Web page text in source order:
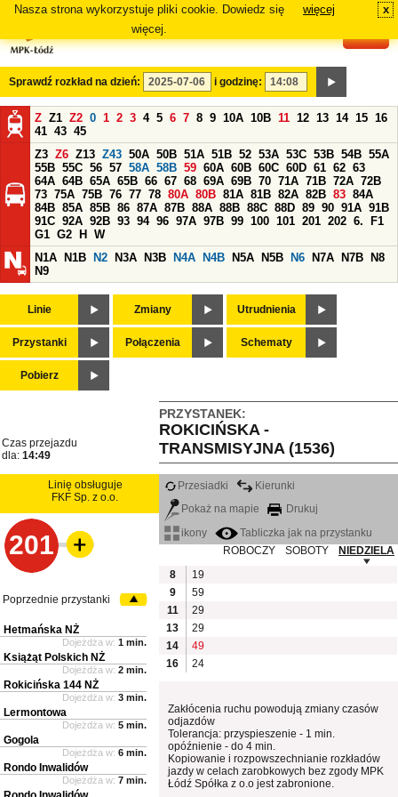
Nasza strona wykorzystuje pliki cookie. Dowiedz się
więcej.
więcej x
Sprawdź rozkład na dzień: i godzinę:
Z Z1 Z2 0 1 2 3 4 5 6 7 8 9 10A 10B 11 12 13 14 15 16
41 43 45
Z3 Z6 Z13 Z43 50A 50B 51A 51B 52 53A 53C 53B 54B 55A
55B 55C 56 57 58A 58B 59 60A 60B 60C 60D 61 62 63
64A 64B 65A 65B 66 67 68 69A 69B 70 71A 71B 72A 72B
73 75A 75B 76 77 78 80A 80B 81A 81B 82A 82B 83 84A
84B 85A 85B 86 87A 87B 88A 88B 88C 88D 89 90 91A 91B
91C 92A 92B 93 94 96 97A 97B 99 100 101 201 202 6.
F1
G1 G2 H
W
N1A
N1B N2 N3A N3B N4A N4B N5A N5B N6 N7A N7B
N8
N9
Linie Zmiany Utrudnienia
Przystanki Połączenia Schematy
Pobierz
PRZYSTANEK:
ROKICIŃSKA -
TRANSMISYJNA (1536)
Czas przejazdu
dla: 14:49
Linię obsługuje
FKF Sp. z o.o.
201
Przesiadki
Kierunki
Pokaż na mapie
Drukuj
ikony
Tabliczka jak na przystanku
ROBOCZY
SOBOTY
NIEDZIELA
8
19
9
59
11
29
13
29
14
49
16
24
Zakłócenia ruchu powodują zmiany czasów
odjazdów
Tolerancja: przyspieszenie - 1 min.
opóźnienie - do 4 min.
Kopiowanie i rozpowszechnianie rozkładów
jazdy w celach zarobkowych bez zgody MPK
Łódź Spółka z o.o jest zabronione.
Poprzednie przystanki
Hetmańska NŻ
Dojeżdża w: 1 min.
Książąt Polskich NŻ
Dojeżdża w: 2 min.
Rokicińska 144 NŻ
Dojeżdża w: 3 min.
Lermontowa
Dojeżdża w: 5 min.
Gogola
Dojeżdża w: 6 min.
Rondo Inwalidów
Dojeżdża w: 7 min.